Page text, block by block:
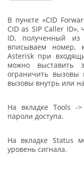
В пункте «CID
CID as SIP Caller
ID, полученный
вписываем номер,
Asterisk при
можно выставить
ограничить
вызовы внутрь или
На вкладке Tools -
пароли доступа.
На вкладке Status
уровень сигнала.